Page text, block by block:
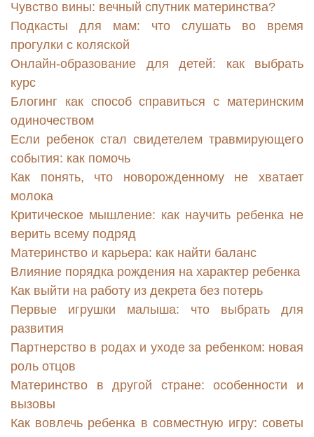
Чувство вины: вечный спутник материнства?
Подкасты для мам: что слушать во время
прогулки с коляской
Онлайн-образование для детей: как выбрать
курс
Блогинг как способ справиться с материнским
одиночеством
Если ребенок стал свидетелем травмирующего
события: как помочь
Как понять, что новорожденному не хватает
молока
Критическое мышление: как научить ребенка не
верить всему подряд
Материнство и карьера: как найти баланс
Влияние порядка рождения на характер ребенка
Как выйти на работу из декрета без потерь
Первые игрушки малыша: что выбрать для
развития
Партнерство в родах и уходе за ребенком: новая
роль отцов
Материнство в другой стране: особенности и
вызовы
Как вовлечь ребенка в совместную игру: советы